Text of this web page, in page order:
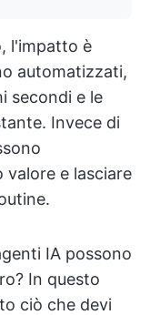
l'impatto è
automatizzati,
secondi e le
Invece di
valore e lasciare
IA possono
In questo
ciò che devi